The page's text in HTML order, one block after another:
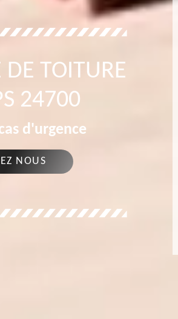
DE TOITURE
24700
d'urgence
NOUS